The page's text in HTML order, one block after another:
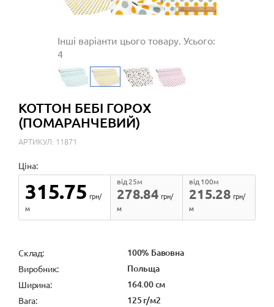
Інші варіанти цього товару. Усього:
4
КОТТОН БЕБІ ГОРОХ
(ПОМАРАНЧЕВИЙ)
АРТИКУЛ: 11871
Ціна:
315.75 грн/
м
278.84
від 25м
грн/
м
215.28
від 100м
грн/
м
Cклад: 100% Бавовна
Виробник: Польща
Ширина: 164.00 см
Вага: 125 г/м2